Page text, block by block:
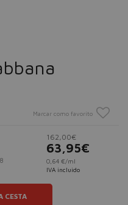
Marcar como favorito
162,00€
63,95€
0,64 €/ml
IVA incluido
CESTA